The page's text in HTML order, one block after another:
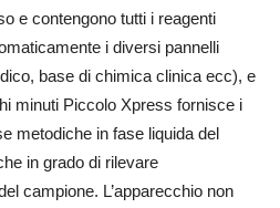
e contengono tutti i reagenti
i diversi pannelli
base di chimica clinica ecc), e
minuti Piccolo Xpress fornisce i
metodiche in fase liquida del
in grado di rilevare
campione. L’apparecchio non